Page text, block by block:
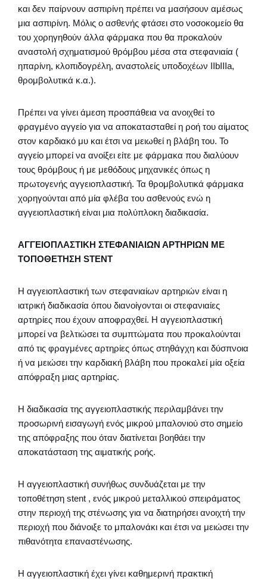
και δεν παίρνουν ασπιρίνη πρέπει να μασήσουν αμέσως
μια ασπιρίνη. Μόλις ο ασθενής φτάσει στο νοσοκομείο θα
του χορηγηθούν άλλα φάρμακα που θα προκαλούν
αναστολή σχηματισμού θρόμβου μέσα στα στεφανιαία (
ηπαρίνη, κλοπιδογρέλη, αναστολείς υποδοχέων ΙΙbIIIa,
θρομβολυτικά κ.α.).
Πρέπει να γίνει άμεση προσπάθεια να ανοιχθεί το
φραγμένο αγγείο για να αποκατασταθεί η ροή του αίματος
στον καρδιακό μυ και έτσι να μειωθεί η βλάβη του. Το
αγγείο μπορεί να ανοίξει είτε με φάρμακα που διαλύουν
τους θρόμβους ή με μεθόδους μηχανικές όπως η
πρωτογενής αγγειοπλαστική. Τα θρομβολυτικά φάρμακα
χορηγούνται από μία φλέβα του ασθενούς ενώ η
αγγειοπλαστική είναι μια πολύπλοκη διαδικασία.
ΑΓΓΕΙΟΠΛΑΣΤΙΚΗ ΣΤΕΦΑΝΙΑΙΩΝ ΑΡΤΗΡΙΩΝ ΜΕ
ΤΟΠΟΘΕΤΗΣΗ STENT
Η αγγειοπλαστική των στεφανιαίων αρτηριών είναι η
ιατρική διαδικασία όπου διανοίγονται οι στεφανιαίες
αρτηρίες που έχουν αποφραχθεί. Η αγγειοπλαστική
μπορεί να βελτιώσει τα συμπτώματα που προκαλούνται
από τις φραγμένες αρτηρίες όπως στηθάγχη και δύσπνοια
ή να μειώσει την καρδιακή βλάβη που προκαλεί μία οξεία
απόφραξη μιας αρτηρίας.
Η διαδικασία της αγγειοπλαστικής περιλαμβάνει την
προσωρινή εισαγωγή ενός μικρού μπαλονιού στο σημείο
της απόφραξης που όταν διατίνεται βοηθάει την
αποκατάσταση της αιματικής ροής.
Η αγγειοπλαστική συνήθως συνδυάζεται με την
τοποθέτηση stent , ενός μικρού μεταλλικού σπειράματος
στην περιοχή της στένωσης για να διατηρήσει ανοιχτή την
περιοχή που διάνοιξε το μπαλονάκι και έτσι να μειώσει την
πιθανότητα επαναστένωσης.
Η αγγειοπλαστική έχει γίνει καθημερινή πρακτική